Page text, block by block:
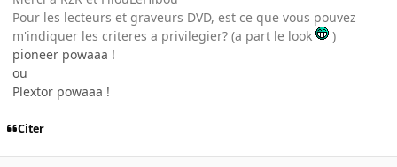
Pour les lecteurs et graveurs DVD, est ce que vous pouvez
m'indiquer les criteres a privilegier? (a part le look
)
pioneer powaaa !
ou
Plextor powaaa !
Citer